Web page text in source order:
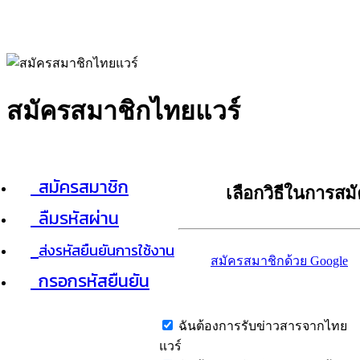
สมัครสมาชิกไทยแวร์
สมัครสมาชิก
ลืมรหัสผ่าน
ส่งรหัสยืนยันการใช้งาน
กรอกรหัสยืนยัน
เลือกวิธีในการส
สมัครสมาชิกด้วย Google
ฉันต้องการรับข่าวสารจากไทย
แวร์